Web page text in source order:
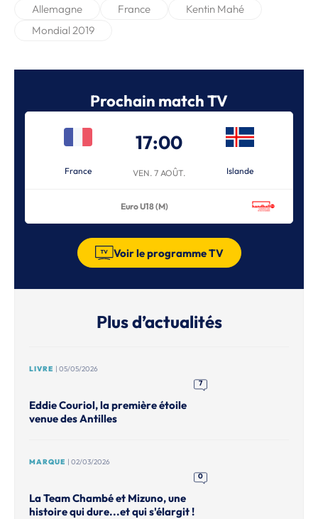
Allemagne France
Kentin Mahé
Mondial 2019
Prochain match TV
France
17:00
VEN. 7 AOÛT. Islande
Euro U18 (M)
Voir le programme TV
Plus d’actualités
LIVRE | 05/05/2026
7
Eddie Couriol, la première étoile
venue des Antilles
MARQUE | 02/03/2026
0
La Team Chambé et Mizuno, une
histoire qui dure...et qui s'élargit !